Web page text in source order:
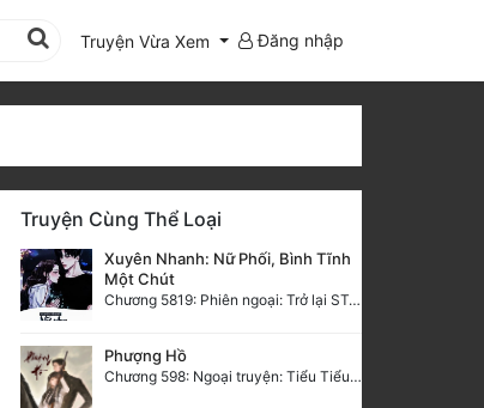
Truyện Vừa Xem Đăng nhập
Truyện Cùng Thể Loại
Xuyên Nhanh: Nữ Phối, Bình Tĩnh
Một Chút
Chương 5819: Phiên ngoại: Trở lại STARS [HẾT]
Phượng Hồ
Chương 598: Ngoại truyện: Tiểu Tiểu Ký